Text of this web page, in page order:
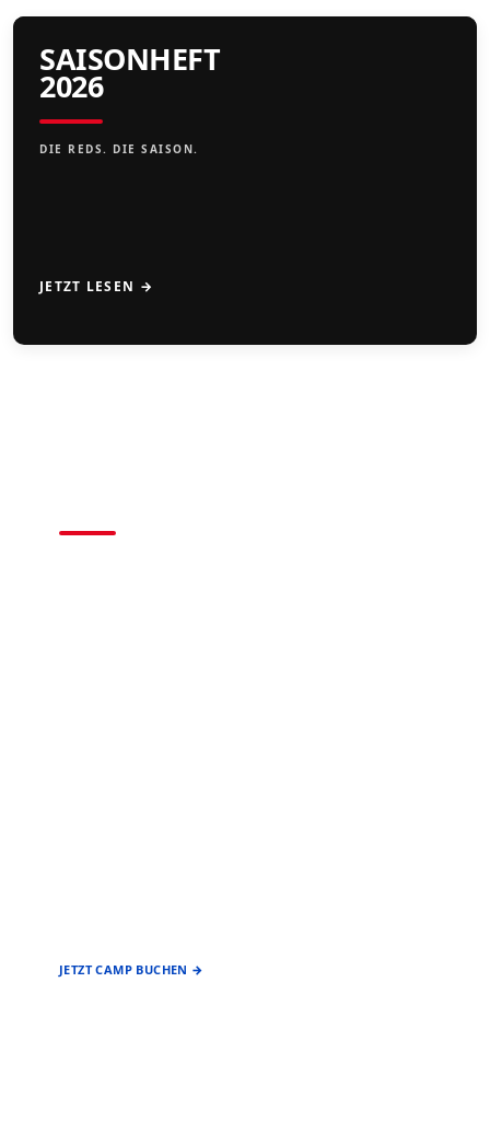
SAISONHEFT
2026
DIE REDS. DIE SAISON.
JETZT LESEN →
JETZT CAMP BUCHEN →